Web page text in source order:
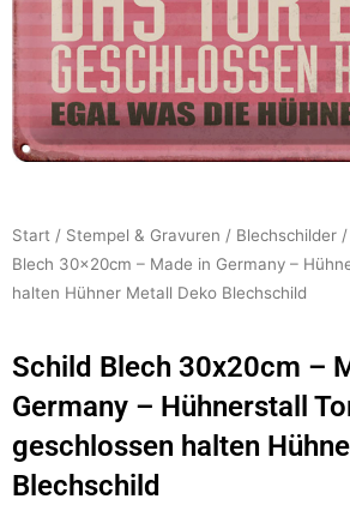
Start / Stempel & Gravuren / Blechschilder /
Blech 30x20cm – Made in Germany –
halten Hühner Metall Deko Blechschild
Schild Blech 30x20cm –
Germany – Hühnerstall
geschlossen halten
Blechschild